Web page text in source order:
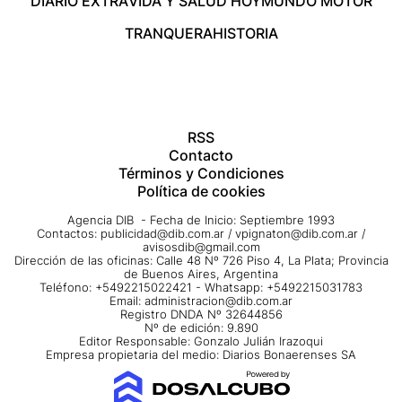
TRANQUERAHISTORIA
RSS
Contacto
Términos y Condiciones
Política de cookies
Agencia DIB - Fecha de Inicio: Septiembre 1993
Contactos: publicidad@dib.com.ar / vpignaton@dib.com.ar /
avisosdib@gmail.com
Dirección de las oficinas: Calle 48 Nº 726 Piso 4, La Plata; Provincia
de Buenos Aires, Argentina
Teléfono: +5492215022421 - Whatsapp: +5492215031783
Email: administracion@dib.com.ar
Registro DNDA Nº 32644856
Nº de edición: 9.890
Editor Responsable: Gonzalo Julián Irazoqui
Empresa propietaria del medio: Diarios Bonaerenses SA